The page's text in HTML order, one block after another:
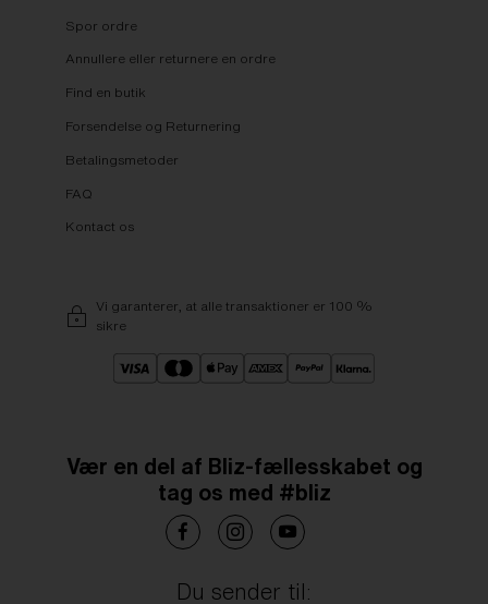
Spor ordre
Annullere eller returnere en ordre
Find en butik
Forsendelse og Returnering
Betalingsmetoder
FAQ
Kontact os
Vi garanterer, at alle transaktioner er 100 %
sikre
Vær en del af Bliz-fællesskabet og
tag os med #bliz
Du sender til: